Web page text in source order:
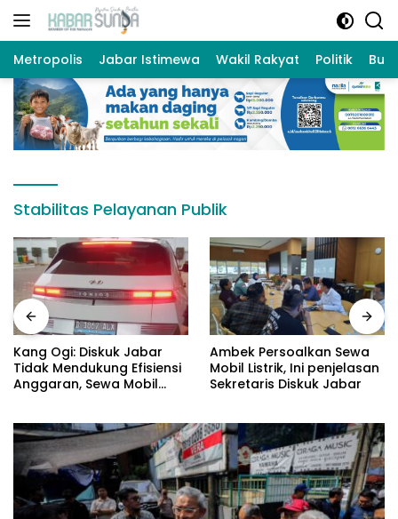
Langsung
Metropolis Jabar Istimewa Wakil Rakyat Politik
Stabilitas Pelayanan Publik
Kang Ogi: Diskuk Jabar
Tidak Mendukung Efisiensi
Anggaran, Sewa Mobil
Ambek Persoalkan Sewa
Mobil Listrik, Ini penjelasan
Sekretaris Diskuk Jabar